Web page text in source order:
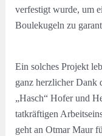
verfestigt wurde, um
Boulekugeln zu
Ein solches Projekt
ganz herzlicher
„Hasch“ Hofer und
tatkräftigen
geht an Otmar Maur